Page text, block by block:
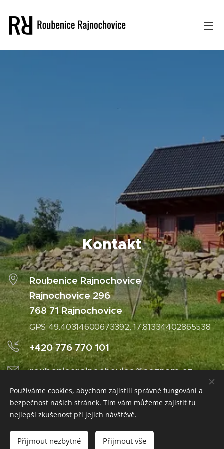
Kontakt
Roubenice Rajnochovice
Rajnochovice 296
768 71 Rajnochovice
GPS 49.40314600673392, 17.81334402865538
+420 776 770 101
roubenicerajnochovice@seznam.cz
Cookies
Používáme cookies, abychom zajistili správné fungování a
bezpečnost našich stránek. Tím vám můžeme zajistit tu
nejlepší zkušenost při jejich návštěvě.
Přijmout nezbytné Přijmout vše